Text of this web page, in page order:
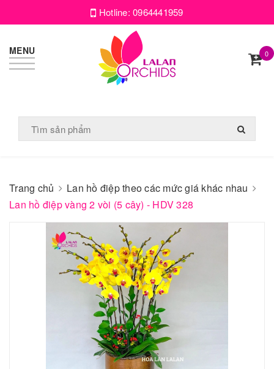
Hotline:0964441959
MENU 0
Trang chủ
Lan hồ điệp theo các mức giá khác nhau
Lan hồ điệp vàng 2 vòi (5 cây) - HDV 328